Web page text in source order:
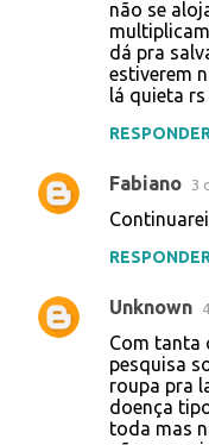
não se
dá pra
estiverem
lá quieta rs
Fabiano 3
Unknown
Com tanta
pesquisa
roupa pra
doença
toda mas